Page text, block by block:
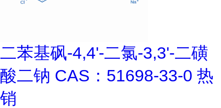
二苯基砜-4,4'-二氯-3,3'-二磺
酸二钠 CAS：51698-33-0 热
销